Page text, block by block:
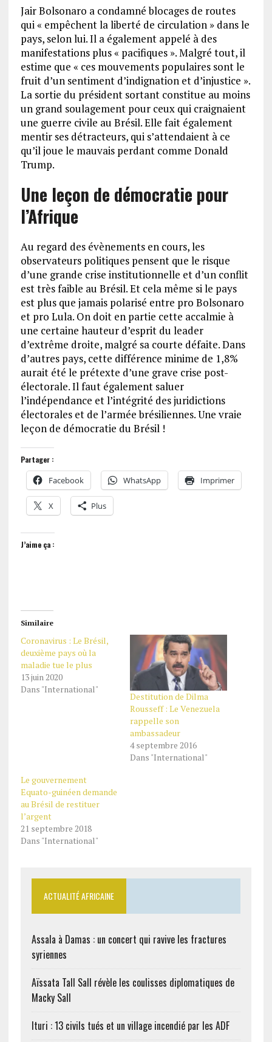
Jair Bolsonaro a condamné blocages de routes
qui « empêchent la liberté de circulation » dans le
pays, selon lui. Il a également appelé à des
manifestations plus « pacifiques ». Malgré tout, il
estime que « ces mouvements populaires sont le
fruit d’un sentiment d’indignation et d’injustice ».
La sortie du président sortant constitue au moins
un grand soulagement pour ceux qui craignaient
une guerre civile au Brésil. Elle fait également
mentir ses détracteurs, qui s’attendaient à ce
qu’il joue le mauvais perdant comme Donald
Trump.
Une leçon de démocratie pour
l’Afrique
Au regard des évènements en cours, les
observateurs politiques pensent que le risque
d’une grande crise institutionnelle et d’un conflit
est très faible au Brésil. Et cela même si le pays
est plus que jamais polarisé entre pro Bolsonaro
et pro Lula. On doit en partie cette accalmie à
une certaine hauteur d’esprit du leader
d’extrême droite, malgré sa courte défaite. Dans
d’autres pays, cette différence minime de 1,8%
aurait été le prétexte d’une grave crise post-
électorale. Il faut également saluer
l’indépendance et l’intégrité des juridictions
électorales et de l’armée brésiliennes. Une vraie
leçon de démocratie du Brésil !
Partager :
Facebook WhatsApp Imprimer
X Plus
J’aime ça :
Similaire
Coronavirus : Le Brésil,
deuxième pays où la
maladie tue le plus
13 juin 2020
Dans "International"
Destitution de Dilma
Rousseff : Le Venezuela
rappelle son
ambassadeur
4 septembre 2016
Dans "International"
Le gouvernement
Equato-guinéen demande
au Brésil de restituer
l’argent
21 septembre 2018
Dans "International"
ACTUALITÉ AFRICAINE
Assala à Damas : un concert qui ravive les fractures
syriennes
Aïssata Tall Sall révèle les coulisses diplomatiques de
Macky Sall
Ituri : 13 civils tués et un village incendié par les ADF